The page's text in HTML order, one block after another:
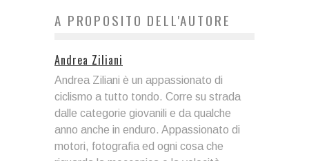
A PROPOSITO DELL'AUTORE
Andrea Ziliani
Andrea Ziliani è un appassionato di
ciclismo a tutto tondo. Corre su strada
dalle categorie giovanili e da qualche
anno anche in enduro. Appassionato di
motori, fotografia ed ogni cosa che